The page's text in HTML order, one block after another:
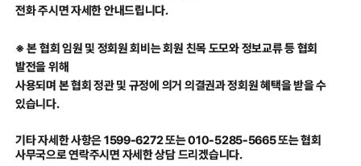
전화 주시면 자세한 안내드립니다.
※ 본 협회 임원 및 정회원 회비는 회원 친목 도모와 정보교류 등 협회
발전을 위해
사용되며 본 협회 정관 및 규정에 의거 의결권과 정회원 혜택을 받을 수
있습니다.
기타 자세한 사항은 1599-6272 또는 010-5285-5665 또는 협회
사무국으로 연락주시면 자세한 상담 드리겠습니다.